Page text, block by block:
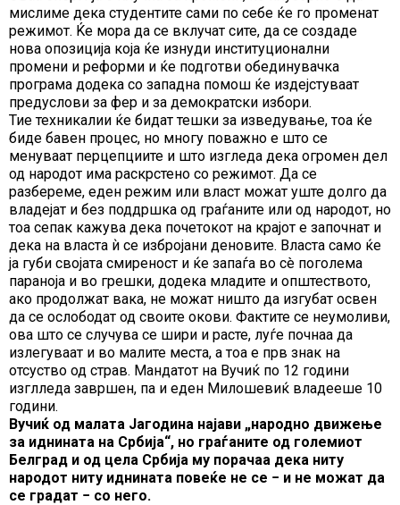
мислиме дека студентите сами по себе ќе го променат
режимот. Ќе мора да се вклучат сите, да се создаде
нова опозиција која ќе изнуди институционални
промени и реформи и ќе подготви обединувачка
програма додека со западна помош ќе издејстуваат
предуслови за фер и за демократски избори.
Тие техникалии ќе бидат тешки за изведување, тоа ќе
биде бавен процес, но многу поважно е што се
менуваат перцепциите и што изгледа дека огромен дел
од народот има раскрстено со режимот. Да се
разбереме, еден режим или власт можат уште долго да
владејат и без поддршка од граѓаните или од народот, но
тоа сепак кажува дека почетокот на крајот е започнат и
дека на власта ѝ се избројани деновите. Власта само ќе
ја губи својата смиреност и ќе запаѓа во сè поголема
параноја и во грешки, додека младите и општеството,
ако продолжат вака, не можат ништо да изгубат освен
да се ослободат од своите окови. Фактите се неумоливи,
ова што се случува се шири и расте, луѓе почнаа да
излегуваат и во малите места, а тоа е прв знак на
отсуство од страв. Мандатот на Вучиќ по 12 години
изглледа завршен, па и еден Милошевиќ владееше 10
години.
Вучиќ од малата Јагодина најави „народно движење
за иднината на Србија“, но граѓаните од големиот
Белград и од цела Србија му порачаа дека ниту
народот ниту иднината повеќе не се − и не можат да
се градат − со него.